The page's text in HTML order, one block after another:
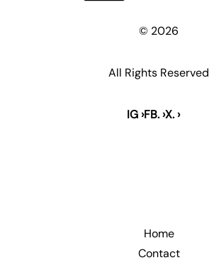
© 2026
All Rights Reserved
IG ›FB. ›X. ›
Home
Contact